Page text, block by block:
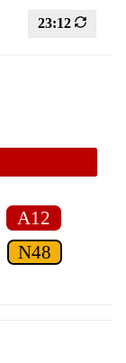
23:12
A12
N48